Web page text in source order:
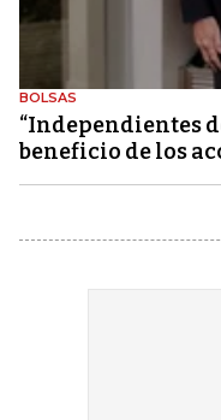
BOLSAS
“Independientes
beneficio de los